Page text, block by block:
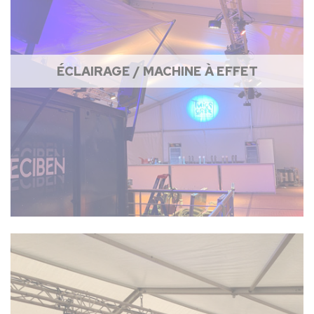
ÉCLAIRAGE / MACHINE À EFFET